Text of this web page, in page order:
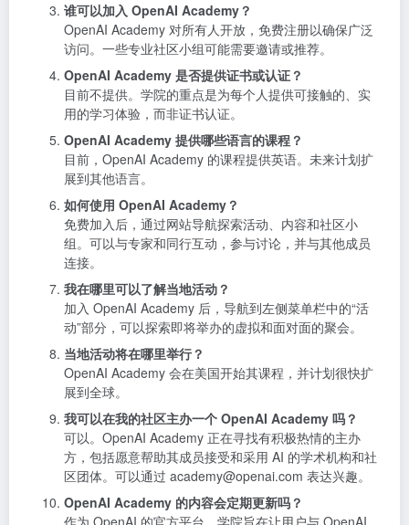
谁可以加入 OpenAI Academy？
OpenAI Academy 对所有人开放，免费注册以确保广泛
访问。一些专业社区小组可能需要邀请或推荐。
OpenAI Academy 是否提供证书或认证？
目前不提供。学院的重点是为每个人提供可接触的、实
用的学习体验，而非证书认证。
OpenAI Academy 提供哪些语言的课程？
目前，OpenAI Academy 的课程提供英语。未来计划扩
展到其他语言。
如何使用 OpenAI Academy？
免费加入后，通过网站导航探索活动、内容和社区小
组。可以与专家和同行互动，参与讨论，并与其他成员
连接。
我在哪里可以了解当地活动？
加入 OpenAI Academy 后，导航到左侧菜单栏中的“活
动”部分，可以探索即将举办的虚拟和面对面的聚会。
当地活动将在哪里举行？
OpenAI Academy 会在美国开始其课程，并计划很快扩
展到全球。
我可以在我的社区主办一个 OpenAI Academy 吗？
可以。OpenAI Academy 正在寻找有积极热情的主办
方，包括愿意帮助其成员接受和采用 AI 的学术机构和社
区团体。可以通过 academy@openai.com 表达兴趣。
OpenAI Academy 的内容会定期更新吗？
作为 OpenAI 的官方平台，学院旨在让用户与 OpenAI